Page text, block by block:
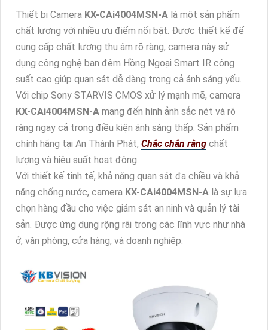
Thiết bị Camera KX-CAi4004MSN-A là một sản phẩm
chất lượng với nhiều ưu điểm nổi bật. Được thiết kế để
cung cấp chất lượng thu âm rõ ràng, camera này sử
dụng công nghệ ban đêm Hồng Ngoại Smart IR công
suất cao giúp quan sát dễ dàng trong cả ánh sáng yếu.
Với chip Sony STARVIS CMOS xử lý mạnh mẽ, camera
KX-CAi4004MSN-A mang đến hình ảnh sắc nét và rõ
ràng ngay cả trong điều kiện ánh sáng thấp. Sản phẩm
chính hãng tại An Thành Phát, Chắc chắn rằng chất
lượng và hiệu suất hoạt động.
Với thiết kế tinh tế, khả năng quan sát đa chiều và khả
năng chống nước, camera KX-CAi4004MSN-A là sự lựa
chọn hàng đầu cho việc giám sát an ninh và quản lý tài
sản. Được ứng dụng rộng rãi trong các lĩnh vực như nhà
ở, văn phòng, cửa hàng, và doanh nghiệp.